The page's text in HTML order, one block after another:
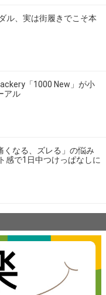
ル、実は街履きでこそ本
「1000 New」が小
アル
くなる、ズレる」の悩み
感で1日中つけっぱなしに